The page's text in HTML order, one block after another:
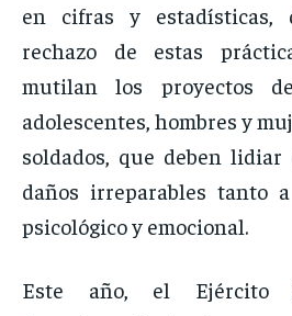
en cifras y estadísticas,
rechazo de estas
mutilan los proyectos
adolescentes, hombres y
soldados, que deben
daños irreparables tanto
psicológico y emocional.
Este año, el Ejército